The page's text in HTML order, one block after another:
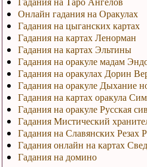
Онлайн гадания на Оракулах
Гадания на цыганских картах
Гадания на картах Ленорман
Гадания на картах Эльтины
Гадания на оракуле мадам
Гадания на оракулах Дорин
Гадания на оракуле Дыхание
Гадания на картах оракула
Гадания на оракуле Русская
Гадания Мистический
Гадания на Славянских Резах
Гадания онлайн на картах
Гадания на домино